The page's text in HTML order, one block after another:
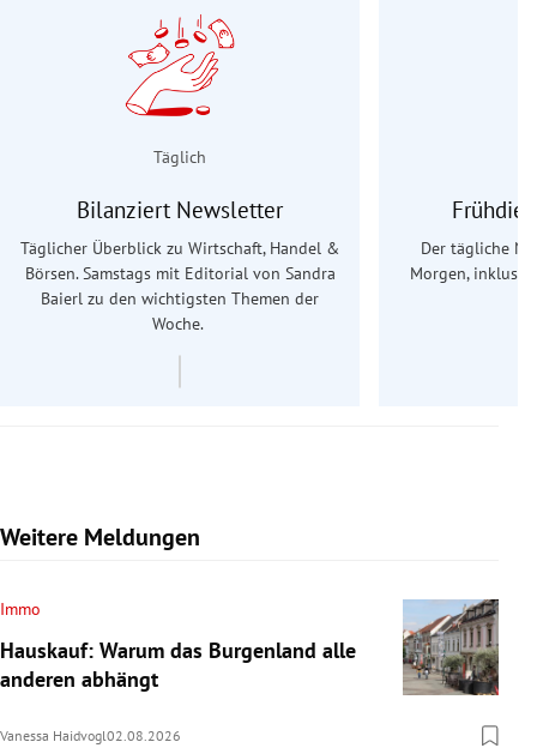
Täglich
Bilanziert Newsletter
Täglicher Überblick zu Wirtschaft, Handel &
Börsen. Samstags mit Editorial von Sandra
Baierl zu den wichtigsten Themen der
Woche.
Der tägliche
Morgen,
Weitere Meldungen
Immo
Hauskauf: Warum das Burgenland alle
anderen abhängt
Vanessa Haidvogl02.08.2026